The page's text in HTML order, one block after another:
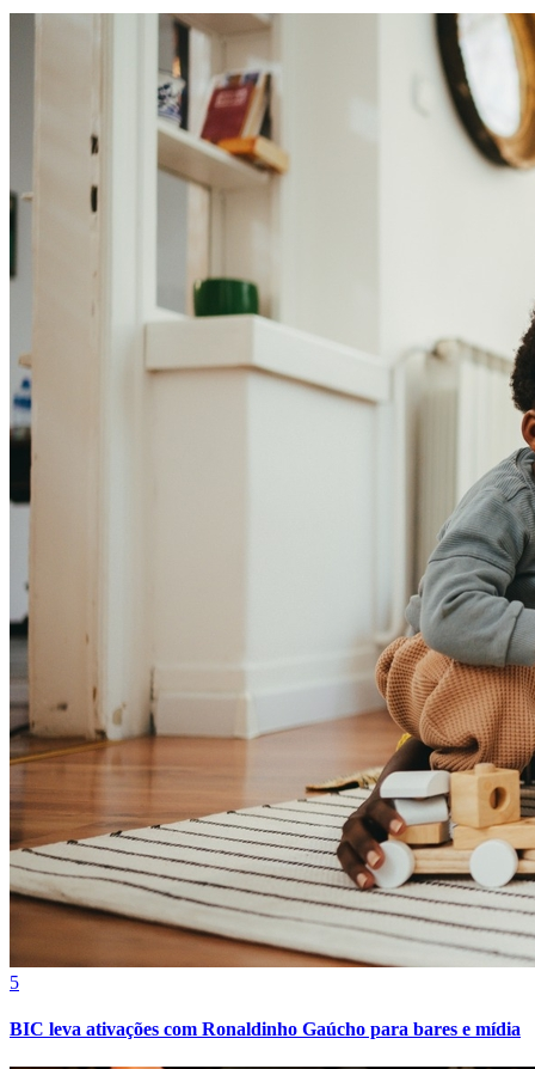
Fortaleza
5
BIC leva ativações com Ronaldinho Gaúcho para bares e mídia